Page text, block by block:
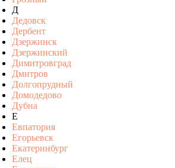
Д
Дедовск
Дербент
Дзержинск
Дзержинский
Димитровград
Дмитров
Долгопрудный
Домодедово
Дубна
Е
Евпатория
Егорьевск
Екатеринбург
Елец